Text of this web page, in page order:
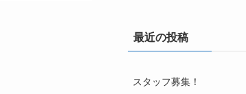
最近の投稿
スタッフ募集！